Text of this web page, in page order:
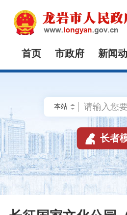
首页 市政府 新闻
 长者